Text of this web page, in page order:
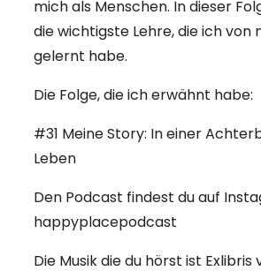
mich als Menschen. In dieser
die wichtigste Lehre, die ich von
gelernt habe.
Die Folge, die ich erwähnt habe:
#31 Meine Story: In einer
Leben
Den Podcast findest du auf
happyplacepodcast
Die Musik die du hörst ist Exlibris